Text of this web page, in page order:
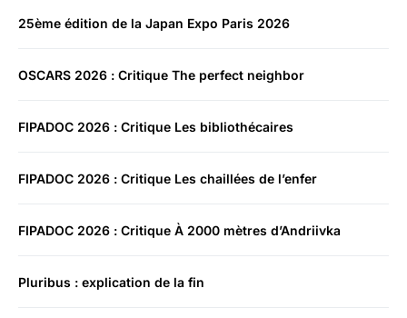
25ème édition de la Japan Expo Paris 2026
OSCARS 2026 : Critique The perfect neighbor
FIPADOC 2026 : Critique Les bibliothécaires
FIPADOC 2026 : Critique Les chaillées de l’enfer
FIPADOC 2026 : Critique À 2000 mètres d’Andriivka
Pluribus : explication de la fin